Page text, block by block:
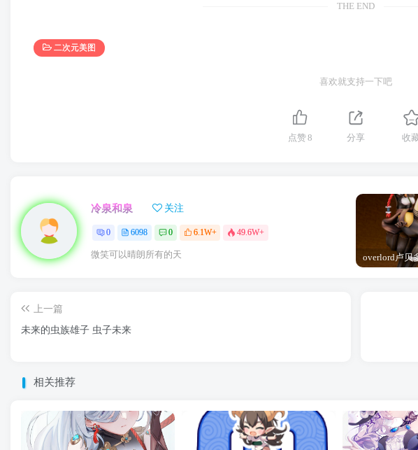
THE END
二次元美图
喜欢就支持一下吧
点赞8 分享 收
冷泉和泉 关注
0 6098 0 6.1W+ 49.6W+
微笑可以晴朗所有的天
上一篇
未来的虫族雄子 虫子未来
相关推荐